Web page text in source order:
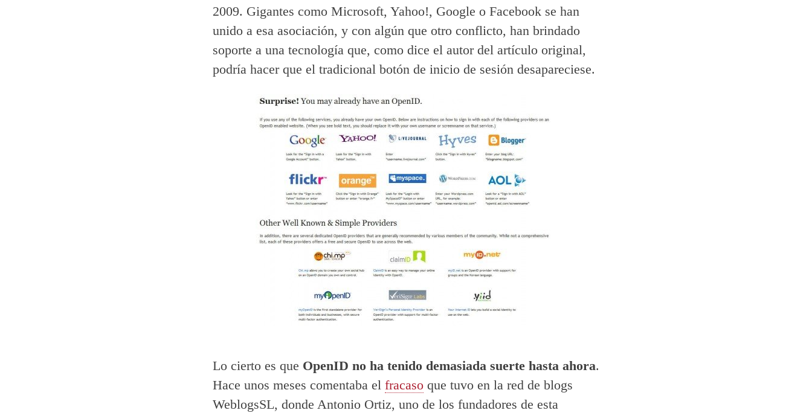
2009. Gigantes como Microsoft, Yahoo!, Google o Facebook se han
unido a esa asociación, y con algún que otro conflicto, han brindado
soporte a una tecnología que, como dice el autor del artículo original,
podría hacer que el tradicional botón de inicio de sesión desapareciese.
Lo cierto es que OpenID no ha tenido demasiada suerte hasta ahora.
Hace unos meses comentaba el fracaso que tuvo en la red de blogs
WeblogsSL, donde Antonio Ortiz, uno de los fundadores de esta